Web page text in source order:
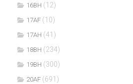
16BH (12)
17AF (10)
17AH (41)
18BH (234)
19BH (300)
20AF (691)